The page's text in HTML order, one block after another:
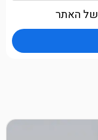
של האתר